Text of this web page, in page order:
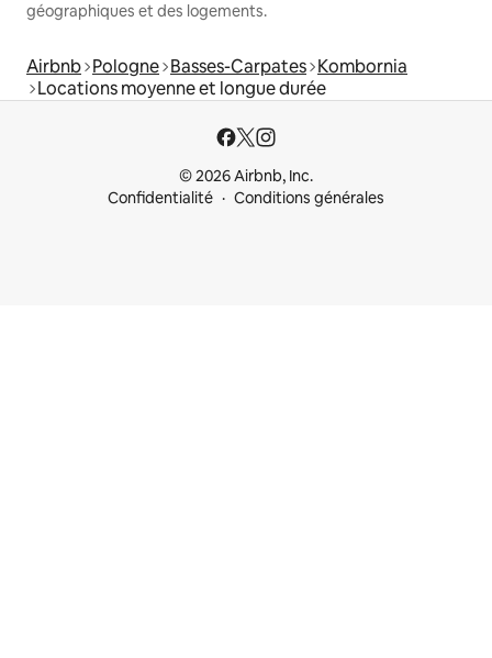
géographiques et des logements.
Airbnb Pologne Basses-Carpates Kombornia
Locations moyenne et longue durée
© 2026 Airbnb, Inc.
Confidentialité
Conditions générales